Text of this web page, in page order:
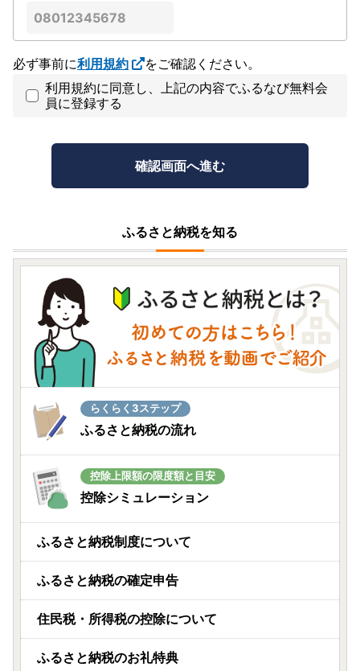
必ず事前に利用規約
をご確認ください。
利用規約に同意し、上記の内容でふるなび無料会
員に登録する
ふるさと納税を知る
らくらく3ステップ
ふるさと納税の流れ
控除上限額の限度額と目安
控除シミュレーション
ふるさと納税制度について
ふるさと納税の確定申告
住民税・所得税の控除について
ふるさと納税のお礼特典